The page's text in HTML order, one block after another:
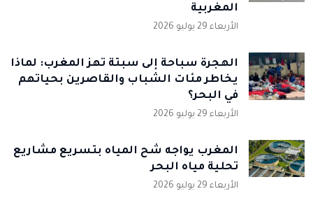
المغربية
الأربعاء 29 يوليو 2026
الهجرة سباحة إلى سبتة تهز المغرب: لماذا
يخاطر مئات الشباب والقاصرين بحياتهم
في البحر؟
الأربعاء 29 يوليو 2026
المغرب يواجه شح المياه بتسريع مشاريع
تحلية مياه البحر
الأربعاء 29 يوليو 2026